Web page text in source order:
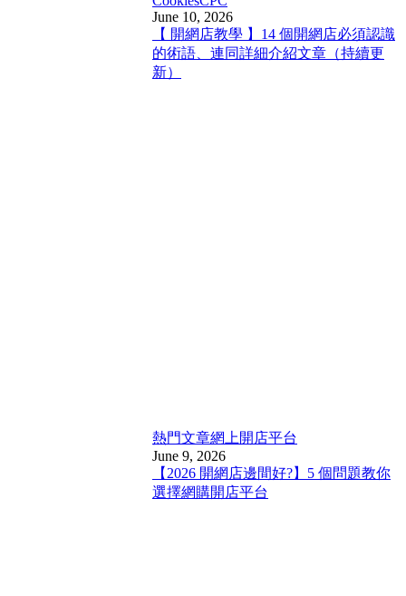
June 10, 2026
【 開網店教學 】14 個開網店必須認識
的術語、連同詳細介紹文章（持續更
新）
熱門文章網上開店平台
June 9, 2026
【2026 開網店邊間好?】5 個問題教你
選擇網購開店平台